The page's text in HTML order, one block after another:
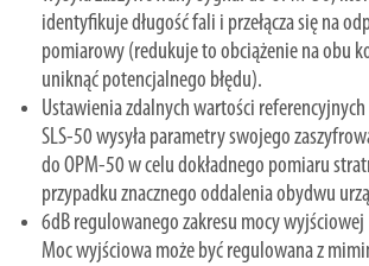
identyfikuje długość fali i przełącza się na
pomiarowy (redukuje to obciążenie na obu
uniknąć potencjalnego błędu).
Ustawienia zdalnych wartości referencyjnych
SLS-50 wysyła parametry swojego
do OPM-50 w celu dokładnego pomiaru
przypadku znacznego oddalenia obydwu
6dB regulowanego zakresu mocy wyjściowej
Moc wyjściowa może być regulowana z